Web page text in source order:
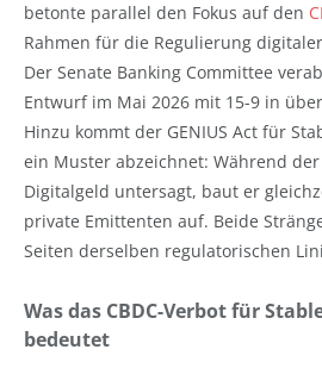
betonte parallel den Fokus auf den
Rahmen für die Regulierung
Der Senate Banking Committee
Entwurf im Mai 2026 mit 15-9 in
Hinzu kommt der GENIUS Act für
ein Muster abzeichnet: Während
Digitalgeld untersagt, baut er
private Emittenten auf. Beide
Seiten derselben regulatorischen
Was das CBDC-Verbot für
bedeutet